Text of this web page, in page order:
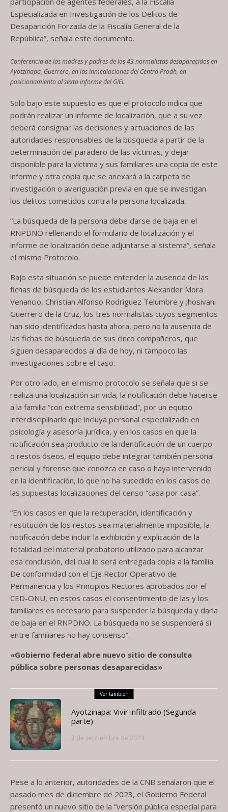
Especializada en Investigación de los Delitos de
Desaparición Forzada de la Fiscalía General de la
República”, señala este documento.
Conferencia de las madres y padres de los 43 normalistas desaparecidos en
Ayotzinapa, Guerrero, en las inmediaciones del Centro Prodh, en
posicionamiento al sexto informe del GIEI.
Solo bajo este supuesto es que el protocolo indica que
podrán realizar un informe de localización, que a su vez
deberá consignar las decisiones y actuaciones de las
autoridades responsables de la búsqueda a partir de la
determinación del paradero de las víctimas, y dejar
disponible para la víctima y sus familiares una copia de este
informe y otra copia que se anexará a la carpeta de
investigación o averiguación previa en que se investigan
los delitos cometidos contra la persona localizada.
“La búsqueda de la persona debe darse de baja en el
RNPDNO rellenando el formulario de localización y el
informe de localización debe adjuntarse al sistema”, señala
el mismo Protocolo.
Bajo esta situación se puede entender la ausencia de las
fichas de búsqueda de los estudiantes Alexander Mora
Venancio, Christian Alfonso Rodríguez Telumbre y Jhosivani
Guerrero de la Cruz, los tres normalistas cuyos segmentos
han sido identificados hasta ahora, pero no la ausencia de
las fichas de búsqueda de sus cinco compañeros, que
siguen desaparecidos al día de hoy, ni tampoco las
investigaciones sobre el caso.
Por otro lado, en el mismo protocolo se señala que si se
realiza una localización sin vida, la notificación debe hacerse
a la familia “con extrema sensibilidad”, por un equipo
interdisciplinario que incluya personal especializado en
psicología y asesoría jurídica, y en los casos en que la
notificación sea producto de la identificación de un cuerpo
o restos óseos, el equipo debe integrar también personal
pericial y forense que conozca en caso o haya intervenido
en la identificación, lo que no ha sucedido en los casos de
las supuestas localizaciones del censo “casa por casa”.
“En los casos en que la recuperación, identificación y
restitución de los restos sea materialmente imposible, la
notificación debe incluir la exhibición y explicación de la
totalidad del material probatorio utilizado para alcanzar
esa conclusión, del cual le será entregada copia a la familia.
De conformidad con el Eje Rector Operativo de
Permanencia y los Principios Rectores aprobados por el
CED-ONU, en estos casos el consentimiento de las y los
familiares es necesario para suspender la búsqueda y darla
de baja en el RNPDNO. La búsqueda no se suspenderá si
entre familiares no hay consenso”.
«Gobierno federal abre nuevo sitio de consulta
pública sobre personas desaparecidas»
Ver también
Ayotzinapa: Vivir infiltrado (Segunda
parte)
2 de septiembre de 2024
Pese a lo anterior, autoridades de la CNB señalaron que el
pasado mes de diciembre de 2023, el Gobierno Federal
presentó un nuevo sitio de la “versión pública especial para